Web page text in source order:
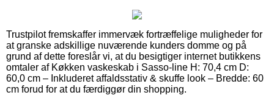
Trustpilot fremskaffer immervæk fortræffelige muligheder for
at granske adskillige nuværende kunders domme og på
grund af dette foreslår vi, at du besigtiger internet butikkens
omtaler af Køkken vaskeskab i Sasso-line H: 70,4 cm D:
60,0 cm – Inkluderet affaldsstativ & skuffe look – Bredde: 60
cm forud for at du færdiggør din shopping.